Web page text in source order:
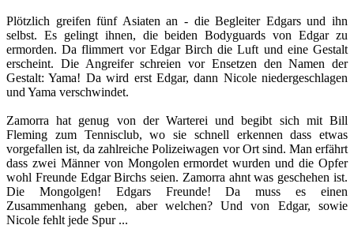
Plötzlich greifen fünf Asiaten an - die Begleiter Edgars und ihn
selbst. Es gelingt ihnen, die beiden Bodyguards von Edgar zu
ermorden. Da flimmert vor Edgar Birch die Luft und eine Gestalt
erscheint. Die Angreifer schreien vor Ensetzen den Namen der
Gestalt: Yama! Da wird erst Edgar, dann Nicole niedergeschlagen
und Yama verschwindet.
Zamorra hat genug von der Warterei und begibt sich mit Bill
Fleming zum Tennisclub, wo sie schnell erkennen dass etwas
vorgefallen ist, da zahlreiche Polizeiwagen vor Ort sind. Man erfährt
dass zwei Männer von Mongolen ermordet wurden und die Opfer
wohl Freunde Edgar Birchs seien. Zamorra ahnt was geschehen ist.
Die Mongolgen! Edgars Freunde! Da muss es einen
Zusammenhang geben, aber welchen? Und von Edgar, sowie
Nicole fehlt jede Spur ...